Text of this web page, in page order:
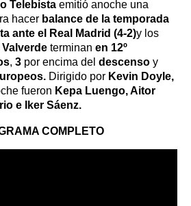
Telebista emitió anoche una
hacer balance de la temporada
ante el Real Madrid (4-2)y los
terminan en 12º
, 3 por encima del descenso y
Dirigido por Kevin Doyle,
fueron Kepa Luengo, Aitor
e Iker Sáenz.
COMPLETO